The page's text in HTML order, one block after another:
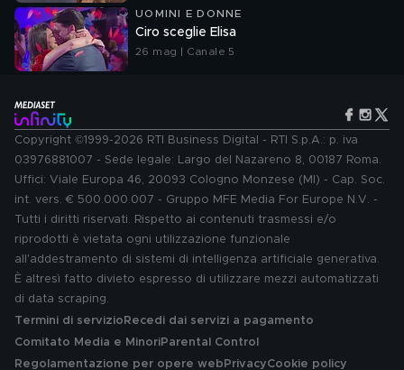
UOMINI E DONNE
Ciro sceglie Elisa
26 mag | Canale 5
Copyright ©1999-2026 RTI Business Digital - RTI S.p.A.: p. iva
03976881007 - Sede legale: Largo del Nazareno 8, 00187 Roma.
Uffici: Viale Europa 46, 20093 Cologno Monzese (MI) - Cap. Soc.
int. vers. € 500.000.007 - Gruppo MFE Media For Europe N.V. -
Tutti i diritti riservati. Rispetto ai contenuti trasmessi e/o
riprodotti è vietata ogni utilizzazione funzionale
all'addestramento di sistemi di intelligenza artificiale generativa.
È altresì fatto divieto espresso di utilizzare mezzi automatizzati
di data scraping.
Termini di servizio Recedi dai servizi a pagamento
Comitato Media e MinoriParental Control
Regolamentazione per opere web PrivacyCookie policy